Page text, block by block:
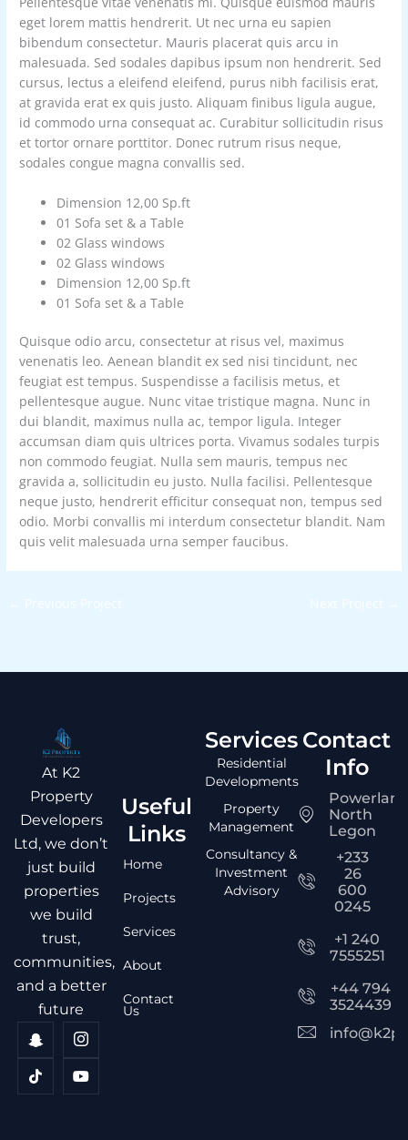
eget lorem mattis hendrerit. Ut nec urna eu sapien
bibendum consectetur. Mauris placerat quis arcu in
malesuada. Sed sodales dapibus ipsum non hendrerit. Sed
cursus, lectus a eleifend eleifend, purus nibh facilisis erat,
at gravida erat ex quis justo. Aliquam finibus ligula augue,
id commodo urna consequat ac. Curabitur sollicitudin risus
et tortor ornare porttitor. Donec rutrum risus neque,
sodales congue magna convallis sed.
Dimension 12,00 Sp.ft
01 Sofa set & a Table
02 Glass windows
02 Glass windows
Dimension 12,00 Sp.ft
01 Sofa set & a Table
Quisque odio arcu, consectetur at risus vel, maximus
venenatis leo. Aenean blandit ex sed nisi tincidunt, nec
feugiat est tempus. Suspendisse a facilisis metus, et
pellentesque augue. Nunc vitae tristique magna. Nunc in
dui blandit, maximus nulla ac, tempor ligula. Integer
accumsan diam quis ultrices porta. Vivamus sodales turpis
non commodo feugiat. Nulla sem mauris, tempus nec
gravida a, sollicitudin eu justo. Nulla facilisi. Pellentesque
neque justo, hendrerit efficitur consequat non, tempus sed
odio. Morbi convallis mi interdum consectetur blandit. Nam
quis velit malesuada urna semper faucibus.
← Previous Project Next Project →
At K2
Property
Developers
Ltd, we don’t
just build
properties
we build
trust,
communities,
and a better
future
Useful
Links
Home
Projects
Services
About
Contact
Us
Services
Residential
Developments
Property
Management
Consultancy &
Investment
Advisory
Contact
Info
North
Legon
+233
26
600
0245
+1 240
7555251
+44 794
3524439